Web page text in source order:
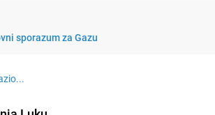
sporazum za Gazu